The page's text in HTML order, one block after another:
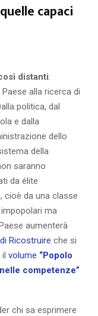
capaci
distanti
alla ricerca di
politica, dal
e dalla
dello
della
saranno
da élite
cioè da una classe
ma
aumenterà
Ricostruire che si
volume “Popolo
competenze”
chi sa esprimere